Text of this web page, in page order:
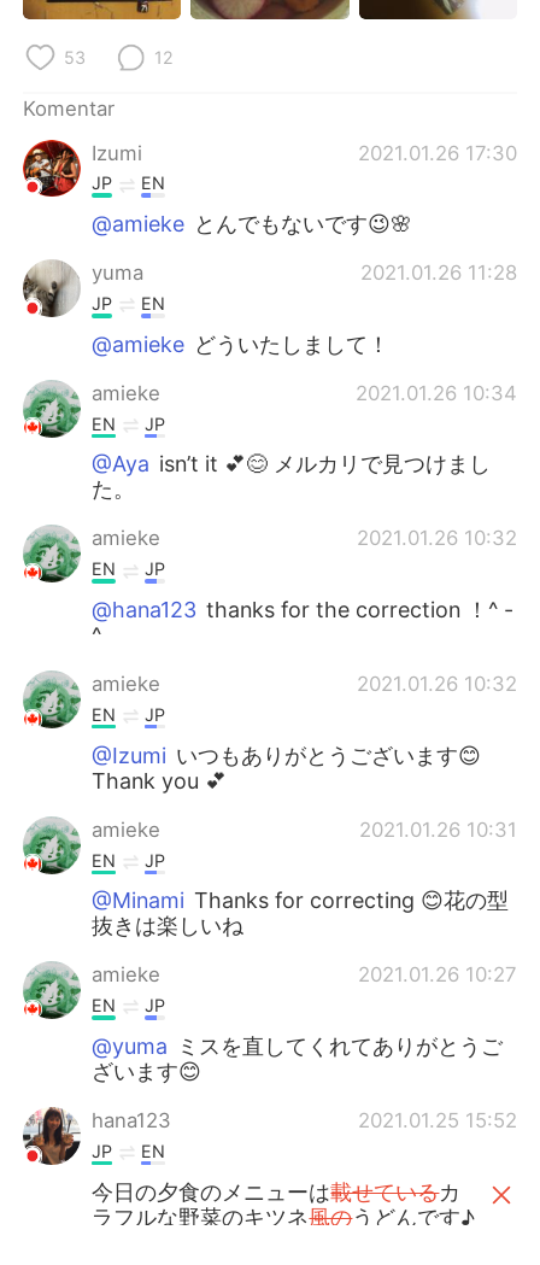
53 12
Komentar
Izumi
2021.01.26 17:30
JP EN
@amieke とんでもないです😉🌸
yuma 2021.01.26 11:28
JP EN
@amieke どういたしまして！
amieke 2021.01.26 10:34
EN JP
@Aya isn’t it 💕😊 メルカリで見つけまし
た。
amieke 2021.01.26 10:32
EN JP
@hana123 thanks for the correction ！^ -
^
amieke 2021.01.26 10:32
EN JP
@Izumi いつもありがとうございます😊
Thank you 💕
amieke 2021.01.26 10:31
EN JP
@Minami Thanks for correcting 😊花の型
抜きは楽しいね
amieke 2021.01.26 10:27
EN JP
@yuma
ミスを直してくれてありがとうご
ざいます😊
hana123 2021.01.25 15:52
JP EN
今日の夕食のメニューは載せているカ
ラフルな野菜のキツネ風のうどんです♪